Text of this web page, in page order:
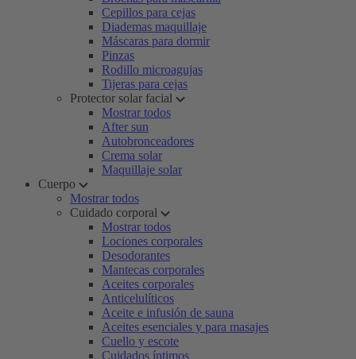
Cepillos para cejas
Diademas maquillaje
Máscaras para dormir
Pinzas
Rodillo microagujas
Tijeras para cejas
Protector solar facial
Mostrar todos
After sun
Autobronceadores
Crema solar
Maquillaje solar
Cuerpo
Mostrar todos
Cuidado corporal
Mostrar todos
Lociones corporales
Desodorantes
Mantecas corporales
Aceites corporales
Anticelulíticos
Aceite e infusión de sauna
Aceites esenciales y para masajes
Cuello y escote
Cuidados íntimos